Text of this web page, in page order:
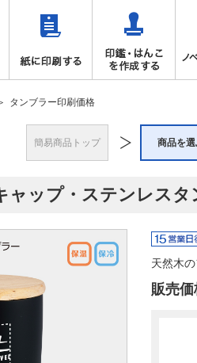
タンブラー印刷価格
簡易商品トップ 商品を
ャップ・ステンレス
天然木
販売価